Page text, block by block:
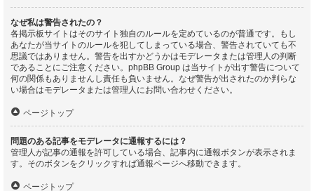
なぜ私は警告されたの？
各掲示板サイトはそのサイト独自のルールを定めているのが普通です。もし
あなたが当サイトのルールを犯してしまっている場合、警告されていても不
思議ではありません。警告を出すかどうかはモデレータまたは管理人の判断
であることにご注意ください。phpBB Group は当サイトが出す警告について
何の関係もありませんし責任も負いません。なぜ警告が出されたのか判らな
い場合はモデレータまたは管理人にお問い合わせください。
ページトップ
問題のある記事をモデレータに通報するには？
管理人が記事の通報を許可している場合、記事内に通報ボタンが表示されま
す。そのボタンをクリックすれば通報ページへ移動できます。
ページトップ